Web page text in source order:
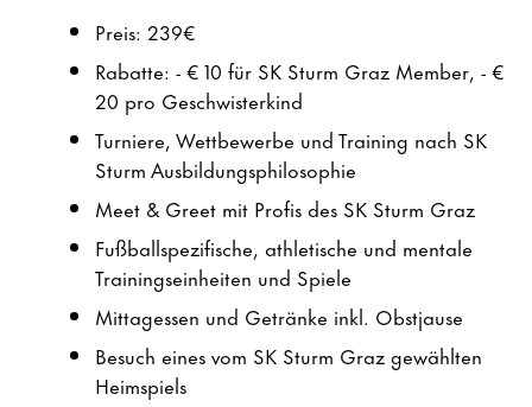
Preis: 239€
Rabatte: - € 10 für SK Sturm Graz Member, - €
20 pro Geschwisterkind
Turniere, Wettbewerbe und Training nach SK
Sturm Ausbildungsphilosophie
Meet & Greet mit Profis des SK Sturm Graz
Fußballspezifische, athletische und mentale
Trainingseinheiten und Spiele
Mittagessen und Getränke inkl. Obstjause
Besuch eines vom SK Sturm Graz gewählten
Heimspiels